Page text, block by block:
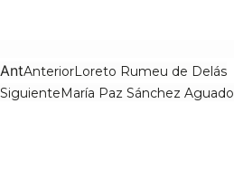
AntAnteriorLoreto Rumeu de Delás
SiguienteMaría Paz Sánchez Aguado